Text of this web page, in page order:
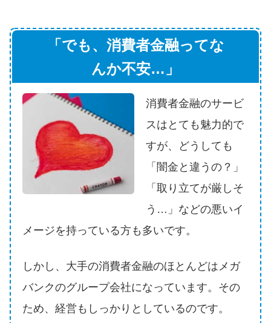
申し込みブラックとは?判断の目
安や審査に通らない理由
ブラックでもお金を借りるに
は？3つの判断基準と工面法
アコムはブラックでも審査に通
る？ 自分がブラックか確かめる
方法
アコムとレイクどっちがいい
底解説！
説！ もっとも便利でお得な返済
「でも、消費者金融ってな
んか不安…」
消費者金融のサービ
スはとても魅力的で
すが、どうしても
「闇金と違うの？」
「取り立てが厳しそ
う…」などの悪いイ
メージを持っている方も多いです。
しかし、大手の消費者金融のほとんどはメガ
バンクのグループ会社になっています。その
ため、経営もしっかりとしているのです。